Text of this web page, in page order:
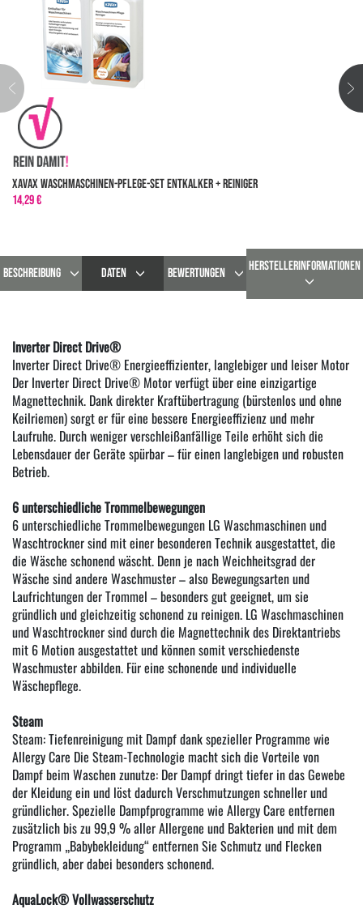
XavaX Waschmaschinen-Pflege-Set Entkalker + Reiniger
14,29 €
BESCHREIBUNG DATEN BEWERTUNGEN HERSTELLERINFORMATIONEN
Inverter Direct Drive®
Inverter Direct Drive® Energieeffizienter, langlebiger und leiser Motor
Der Inverter Direct Drive® Motor verfügt über eine einzigartige
Magnettechnik. Dank direkter Kraftübertragung (bürstenlos und ohne
Keilriemen) sorgt er für eine bessere Energieeffizienz und mehr
Laufruhe. Durch weniger verschleißanfällige Teile erhöht sich die
Lebensdauer der Geräte spürbar – für einen langlebigen und robusten
Betrieb.
6 unterschiedliche Trommelbewegungen
6 unterschiedliche Trommelbewegungen LG Waschmaschinen und
Waschtrockner sind mit einer besonderen Technik ausgestattet, die
die Wäsche schonend wäscht. Denn je nach Weichheitsgrad der
Wäsche sind andere Waschmuster – also Bewegungsarten und
Laufrichtungen der Trommel – besonders gut geeignet, um sie
gründlich und gleichzeitig schonend zu reinigen. LG Waschmaschinen
und Waschtrockner sind durch die Magnettechnik des Direktantriebs
mit 6 Motion ausgestattet und können somit verschiedenste
Waschmuster abbilden. Für eine schonende und individuelle
Wäschepflege.
Steam
Steam: Tiefenreinigung mit Dampf dank spezieller Programme wie
Allergy Care Die Steam-Technologie macht sich die Vorteile von
Dampf beim Waschen zunutze: Der Dampf dringt tiefer in das Gewebe
der Kleidung ein und löst dadurch Verschmutzungen schneller und
gründlicher. Spezielle Dampfprogramme wie Allergy Care entfernen
zusätzlich bis zu 99,9 % aller Allergene und Bakterien und mit dem
Programm „Babybekleidung“ entfernen Sie Schmutz und Flecken
gründlich, aber dabei besonders schonend.
AquaLock® Vollwasserschutz